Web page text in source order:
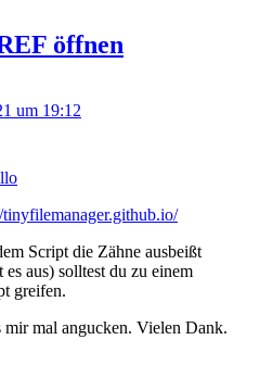
öffnen
um 19:12
tinyfilemanager.github.io/
Script die Zähne ausbeißt
es aus) solltest du zu einem
greifen.
mir mal angucken. Vielen Dank.